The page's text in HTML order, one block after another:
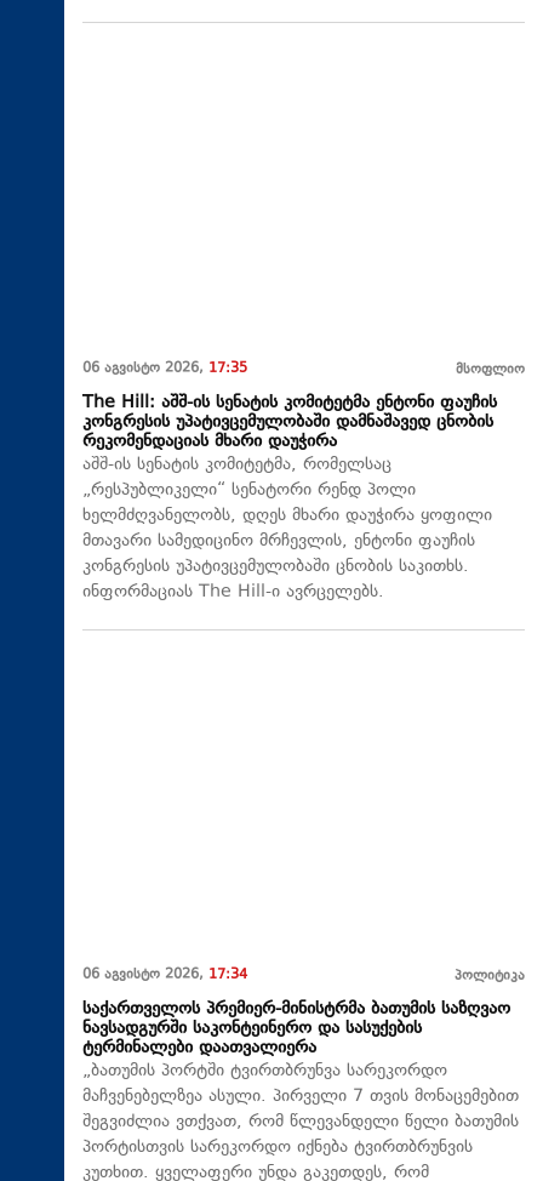
06 აგვისტო 2026, 17:35 მსოფლიო
The Hill: აშშ-ის სენატის კომიტეტმა ენტონი ფაუჩის
კონგრესის უპატივცემულობაში დამნაშავედ ცნობის
რეკომენდაციას მხარი დაუჭირა
აშშ-ის სენატის კომიტეტმა, რომელსაც
„რესპუბლიკელი“ სენატორი რენდ პოლი
ხელმძღვანელობს, დღეს მხარი დაუჭირა ყოფილი
მთავარი სამედიცინო მრჩევლის, ენტონი ფაუჩის
კონგრესის უპატივცემულობაში ცნობის საკითხს.
ინფორმაციას The Hill-ი ავრცელებს.
06 აგვისტო 2026, 17:34 პოლიტიკა
საქართველოს პრემიერ-მინისტრმა ბათუმის საზღვაო
ნავსადგურში საკონტეინერო და სასუქების
ტერმინალები დაათვალიერა
„ბათუმის პორტში ტვირთბრუნვა სარეკორდო
მაჩვენებელზეა ასული. პირველი 7 თვის მონაცემებით
შეგვიძლია ვთქვათ, რომ წლევანდელი წელი ბათუმის
პორტისთვის სარეკორდო იქნება ტვირთბრუნვის
კუთხით. ყველაფერი უნდა გაკეთდეს, რომ